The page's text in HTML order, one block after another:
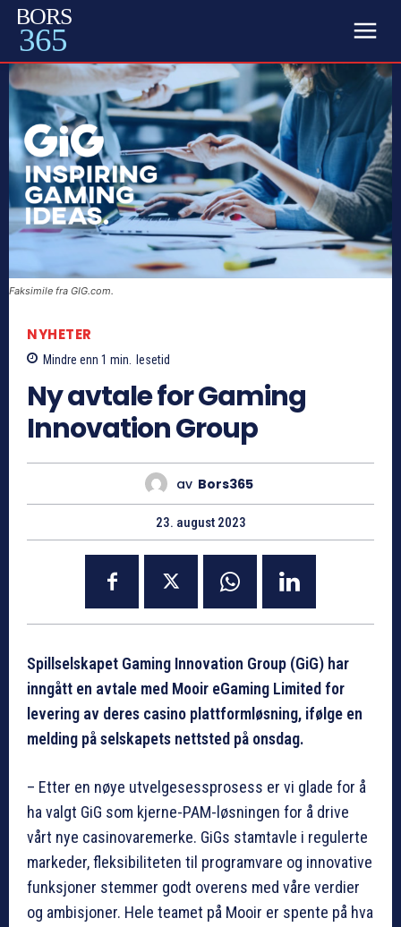
BORS
365
Faksimile fra GIG.com.
NYHETER
Mindre enn 1 min. lesetid
Ny avtale for Gaming
Innovation Group
av Bors365
23. august 2023
Spillselskapet Gaming Innovation Group (GiG) har
inngått en avtale med Mooir eGaming Limited for
levering av deres casino plattformløsning, ifølge en
melding på selskapets nettsted på onsdag.
– Etter en nøye utvelgesessprosess er vi glade for å
ha valgt GiG som kjerne-PAM-løsningen for å drive
vårt nye casinovaremerke. GiGs stamtavle i regulerte
markeder, fleksibiliteten til programvare og innovative
funksjoner stemmer godt overens med våre verdier
og ambisjoner. Hele teamet på Mooir er spente på hva